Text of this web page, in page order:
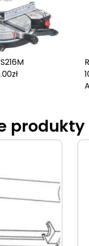
zł
produkty